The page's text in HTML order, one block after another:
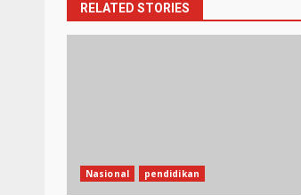
RELATED STORIES
Nasional pendidikan